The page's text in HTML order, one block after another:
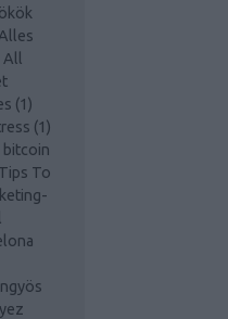
Alles
All
(1)
(1)
bitcoin
To